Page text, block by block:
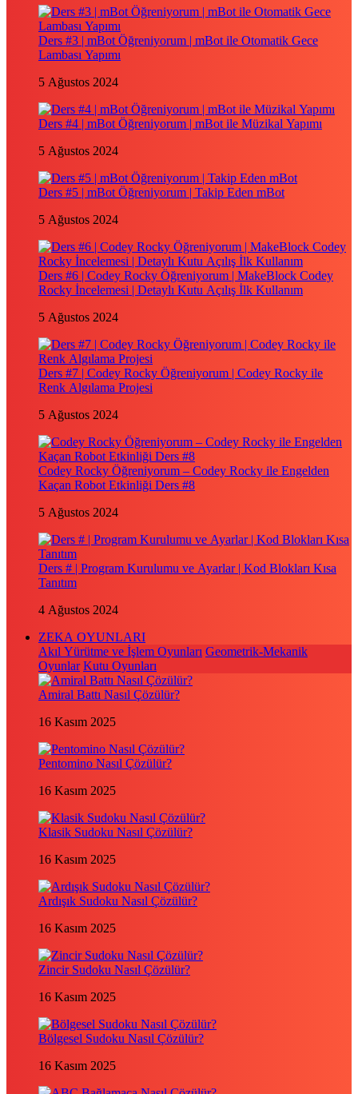
Ders #3 | mBot Öğreniyorum | mBot ile Otomatik Gece
Lambası Yapımı
5 Ağustos 2024
Ders #4 | mBot Öğreniyorum | mBot ile Müzikal Yapımı
5 Ağustos 2024
Ders #5 | mBot Öğreniyorum | Takip Eden mBot
5 Ağustos 2024
Ders #6 | Codey Rocky Öğreniyorum | MakeBlock Codey
Rocky İncelemesi | Detaylı Kutu Açılış İlk Kullanım
5 Ağustos 2024
Ders #7 | Codey Rocky Öğreniyorum | Codey Rocky ile
Renk Algılama Projesi
5 Ağustos 2024
Codey Rocky Öğreniyorum – Codey Rocky ile Engelden
Kaçan Robot Etkinliği Ders #8
5 Ağustos 2024
Ders # | Program Kurulumu ve Ayarlar | Kod Blokları Kısa
Tanıtım
4 Ağustos 2024
ZEKA OYUNLARI
Akıl Yürütme ve İşlem Oyunları Geometrik-Mekanik
Oyunlar Kutu Oyunları
Amiral Battı Nasıl Çözülür?
16 Kasım 2025
Pentomino Nasıl Çözülür?
16 Kasım 2025
Klasik Sudoku Nasıl Çözülür?
16 Kasım 2025
Ardışık Sudoku Nasıl Çözülür?
16 Kasım 2025
Zincir Sudoku Nasıl Çözülür?
16 Kasım 2025
Bölgesel Sudoku Nasıl Çözülür?
16 Kasım 2025